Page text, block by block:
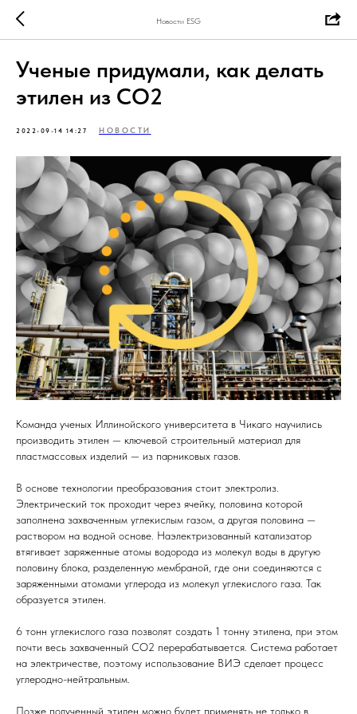
Новости ESG
Ученые придумали, как делать
этилен из CO2
2022-09-14 14:27 НОВОСТИ
Команда ученых Иллинойского университета в Чикаго научились
производить этилен — ключевой строительный материал для
пластмассовых изделий — из парниковых газов.
В основе технологии преобразования стоит электролиз.
Электрический ток проходит через ячейку, половина которой
заполнена захваченным углекислым газом, а другая половина —
раствором на водной основе. Наэлектризованный катализатор
втягивает заряженные атомы водорода из молекул воды в другую
половину блока, разделенную мембраной, где они соединяются с
заряженными атомами углерода из молекул углекислого газа. Так
образуется этилен.
6 тонн углекислого газа позволят создать 1 тонну этилена, при этом
почти весь захваченный CO2 перерабатывается. Система работает
на электричестве, поэтому использование ВИЭ сделает процесс
углеродно-нейтральным.
Позже полученный этилен можно будет применять не только в